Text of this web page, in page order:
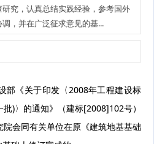
究，认真总结实践经验，参考国外
，并在广泛征求意见的基...
部《关于印发〈2008年工程建设标
)〉的通知》（建标[2008]102号）
会同有关单位在原《建筑地基基础